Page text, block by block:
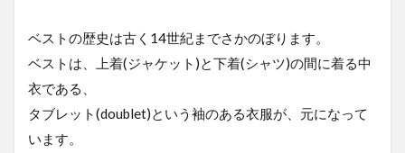
ベストの歴史は古く14世紀までさかのぼります。
ベストは、上着(ジャケット)と下着(シャツ)の間に着る中
衣である、
タブレット(doublet)という袖のある衣服が、元になって
います。